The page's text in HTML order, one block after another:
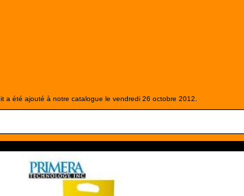
a été ajouté à notre catalogue le vendredi 26 octobre 2012.